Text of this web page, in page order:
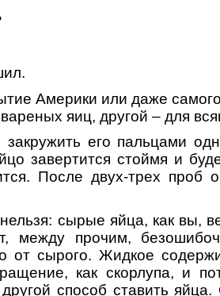
Америки или даже
яиц, другой – для
его пальцами
завертится стоймя и
После двух-трех проб
сырые яйца, как вы,
между прочим,
от сырого. Жидкое
как скорлупа, и
способ ставить яйца.